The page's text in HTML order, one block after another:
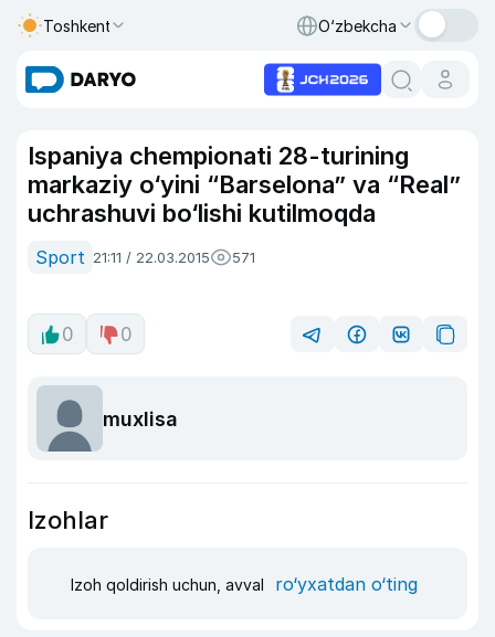
Toshkent O‘zbekcha
Ispaniya chempionati 28-turining
markaziy o‘yini “Barselona” va “Real”
uchrashuvi bo‘lishi kutilmoqda
Sport 21:11 / 22.03.2015 571
0 0
muxlisa
Izohlar
Izoh qoldirish uchun, avval ro‘yxatdan o‘ting